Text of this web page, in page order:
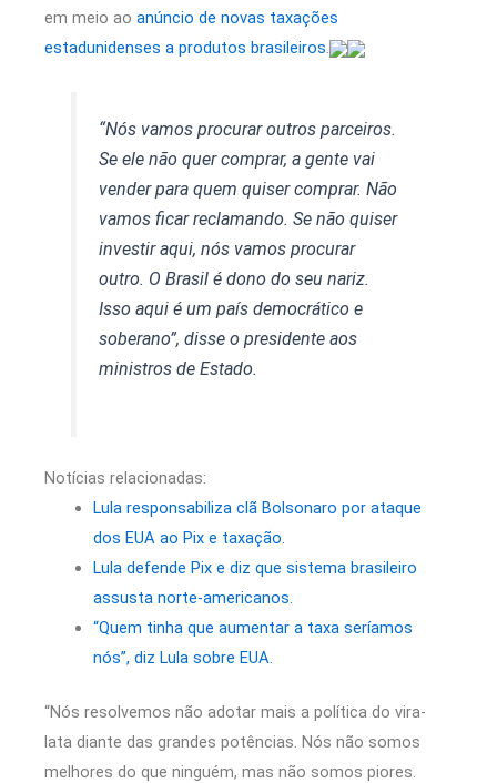
em meio ao anúncio de novas taxações
estadunidenses a produtos brasileiros.
“Nós vamos procurar outros parceiros.
Se ele não quer comprar, a gente vai
vender para quem quiser comprar. Não
vamos ficar reclamando. Se não quiser
investir aqui, nós vamos procurar
outro. O Brasil é dono do seu nariz.
Isso aqui é um país democrático e
soberano”, disse o presidente aos
ministros de Estado.
Notícias relacionadas:
Lula responsabiliza clã Bolsonaro por ataque
dos EUA ao Pix e taxação.
Lula defende Pix e diz que sistema brasileiro
assusta norte-americanos.
“Quem tinha que aumentar a taxa seríamos
nós”, diz Lula sobre EUA.
“Nós resolvemos não adotar mais a política do vira-
lata diante das grandes potências. Nós não somos
melhores do que ninguém, mas não somos piores.